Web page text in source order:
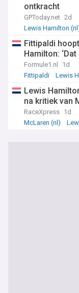
ontkracht
GPToday.net 2d
Lewis Hamilton
Fittipaldi
Hamilton:
Formule1.nl
1d
Fittipaldi
Lewis
Lewis
na kritiek van
RaceXpress 1d
McLaren (nl)